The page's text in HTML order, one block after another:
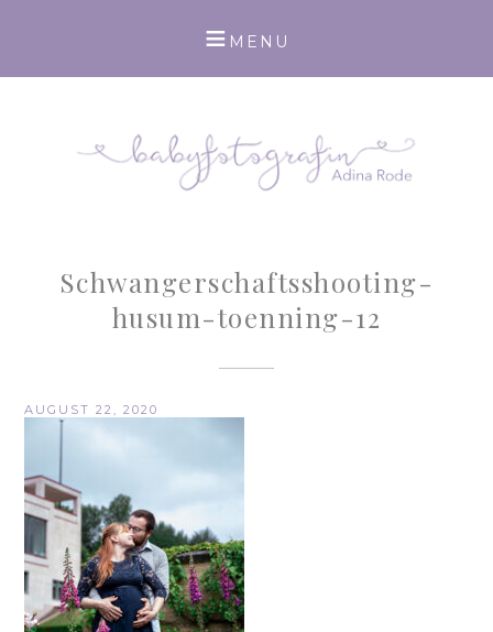
Schwangerschaftsshooting-
husum-toenning-12
AUGUST 22, 2020